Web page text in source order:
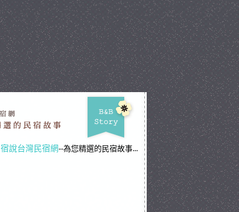
宿說台灣民宿網--為您精選的民宿故事...